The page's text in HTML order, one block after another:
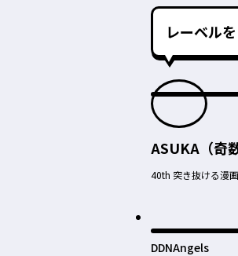
レーベル
ASUKA（奇
40th 突き抜ける漫
DDNAngels